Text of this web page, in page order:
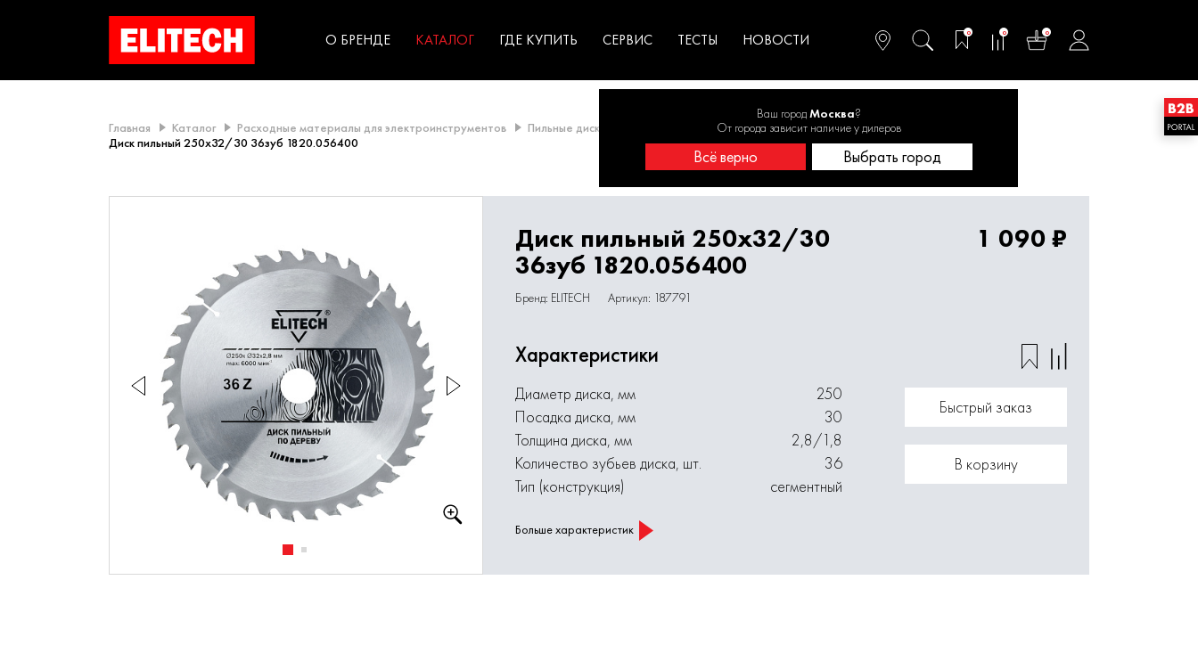
О БРЕНДЕ КАТАЛОГ садоводства
ГДЕ КУПИТЬ СЕРВИС ТЕСТЫ НОВОСТИ 0 0 0
Ваш городМосква?
От города зависит наличие у дилеров
Всё верно Выбрать город
Главная Каталог Расходные материалы для электроинструментов Пильные диски
Диски диаметром от 231 до 270 мм
Диск пильный 250х32/30 36зуб 1820.056400
Диск пильный 250х32/30
36зуб 1820.056400
Бренд: ELITECH Артикул: 187791
1 090 ₽
Характеристики
Диаметр диска, мм
250
Посадка диска, мм
30
Толщина диска, мм
2,8/1,8
Количество зубьев диска, шт.
36
Тип (конструкция)
сегментный
Больше характеристик
Быстрый заказ
В корзину